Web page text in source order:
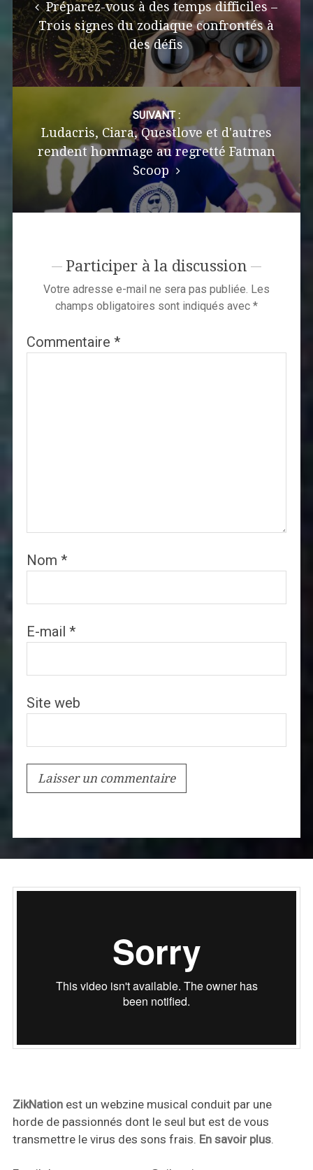
Préparez-vous à des temps difficiles –
Trois signes du zodiaque confrontés à
des défis
SUIVANT :
Ludacris, Ciara, Questlove et d'autres
rendent hommage au regretté Fatman
Scoop
Participer à la discussion
Votre adresse e-mail ne sera pas publiée. Les
champs obligatoires sont indiqués avec *
Commentaire *
Nom *
E-mail *
Site web
ZikNationest un webzine musical conduit par une
horde de passionnés dont le seul but est de vous
transmettre le virus des sons frais. En savoir plus.